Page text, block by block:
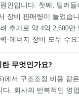
인입니다. 첫째, 딜러들
장비 판매량이 늘었습
추가로 약 4억 2,600만
·에너지 장비 모두 수요
무엇인가요?
에서 구조조정 비용 같
다. 회사의 반복적인 영